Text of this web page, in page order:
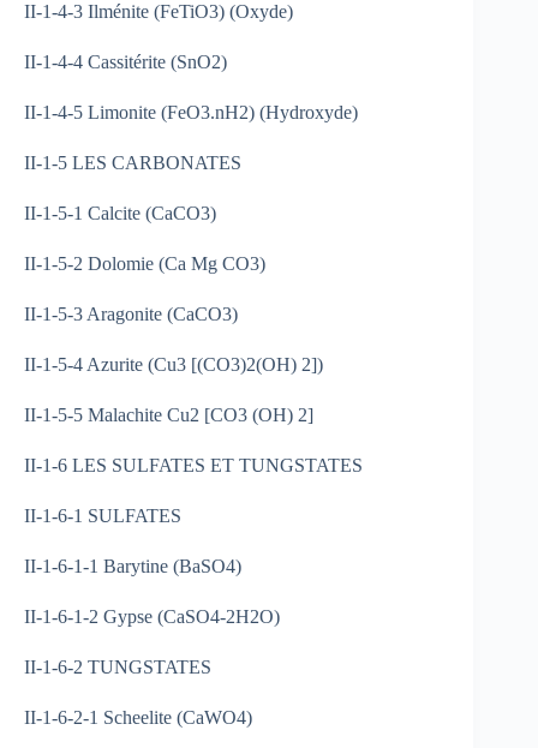
II-1-4-3 Ilménite (FeTiO3) (Oxyde)
II-1-4-4 Cassitérite (SnO2)
II-1-4-5 Limonite (FeO3.nH2) (Hydroxyde)
II-1-5 LES CARBONATES
II-1-5-1 Calcite (CaCO3)
II-1-5-2 Dolomie (Ca Mg CO3)
II-1-5-3 Aragonite (CaCO3)
II-1-5-4 Azurite (Cu3 [(CO3)2(OH) 2])
II-1-5-5 Malachite Cu2 [CO3 (OH) 2]
II-1-6 LES SULFATES ET TUNGSTATES
II-1-6-1 SULFATES
II-1-6-1-1 Barytine (BaSO4)
II-1-6-1-2 Gypse (CaSO4-2H2O)
II-1-6-2 TUNGSTATES
II-1-6-2-1 Scheelite (CaWO4)